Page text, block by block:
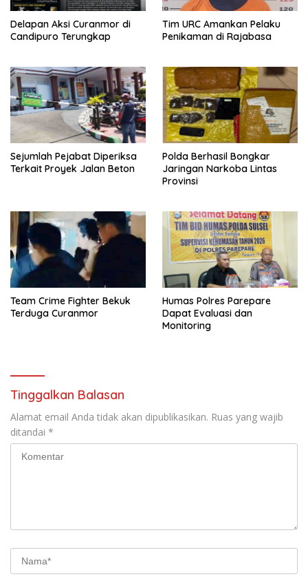
Delapan Aksi Curanmor di
Candipuro Terungkap
Tim URC Amankan Pelaku
Penikaman di Rajabasa
Sejumlah Pejabat Diperiksa
Terkait Proyek Jalan Beton
Polda Berhasil Bongkar
Jaringan Narkoba Lintas
Provinsi
Team Crime Fighter Bekuk
Terduga Curanmor
Humas Polres Parepare
Dapat Evaluasi dan
Monitoring
Tinggalkan Balasan
Alamat email Anda tidak akan dipublikasikan. Ruas yang wajib
ditandai *